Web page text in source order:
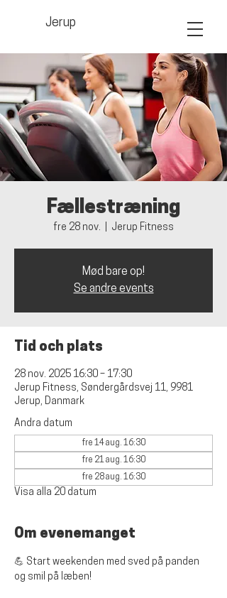
Jerup
Fællestræning
fre 28 nov. Jerup Fitness
Mød bare op!
Se andre events
Tid och plats
28 nov. 2025 16:30 – 17:30
Jerup Fitness, Søndergårdsvej 11, 9981
Jerup, Danmark
Andra datum
fre 14 aug. 16:30
fre 21 aug. 16:30
fre 28 aug. 16:30
Visa alla 20 datum
Om evenemanget
💪 Start weekenden med sved på panden
og smil på læben!